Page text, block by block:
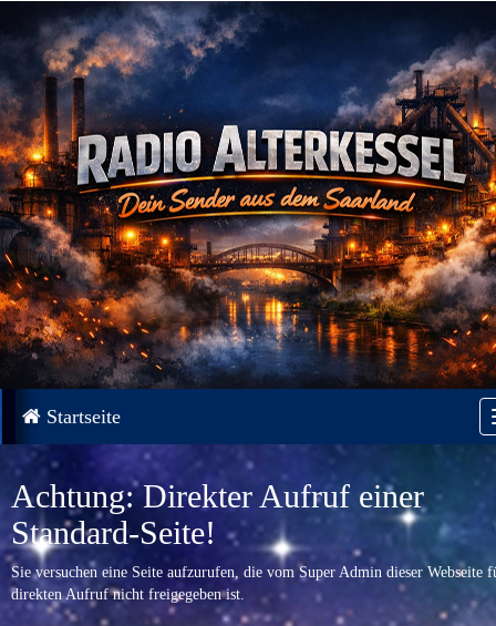
Startseite
Achtung: Direkter Aufruf einer
Standard-Seite!
Sie versuchen eine Seite aufzurufen, die vom Super Admin dieser Webseite
direkten Aufruf nicht freigegeben ist.